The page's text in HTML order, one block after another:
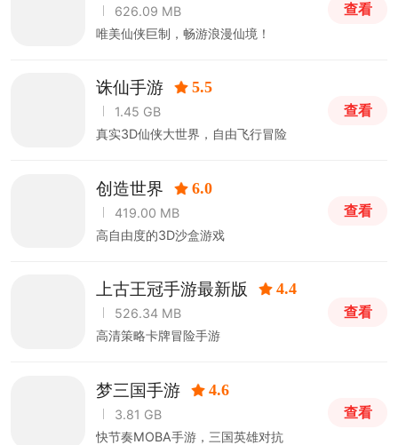
626.09 MB
唯美仙侠巨制，畅游浪漫仙境！
查看
诛仙手游 5.5
1.45 GB
真实3D仙侠大世界，自由飞行冒险
查看
创造世界 6.0
419.00 MB
高自由度的3D沙盒游戏
查看
上古王冠手游最新版 4.4
526.34 MB
高清策略卡牌冒险手游
查看
梦三国手游 4.6
3.81 GB
快节奏MOBA手游，三国英雄对抗
查看